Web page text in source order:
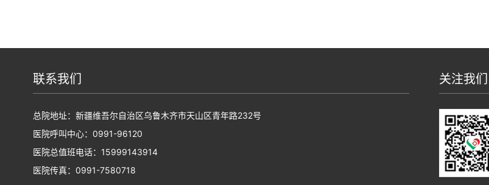
联系我们
总院地址：新疆维吾尔自治区乌鲁木齐市天山区青年路232号
医院呼叫中心：0991-96120
医院总值班电话：15999143914
医院传真：0991-7580718
关注我们